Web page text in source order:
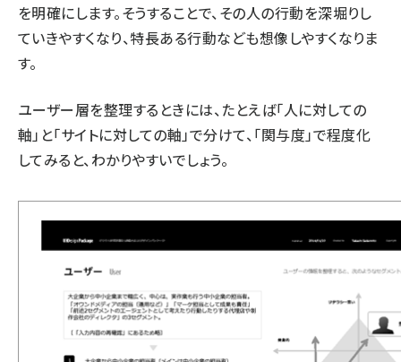
を明確にします。そうすることで、その人の行動を深堀りし
ていきやすくなり、特長ある行動なども想像しやすくなりま
す。
ユーザー層を整理するときには、たとえば「人に対しての
軸」と「サイトに対しての軸」で分けて、「関与度」で程度化
してみると、わかりやすいでしょう。